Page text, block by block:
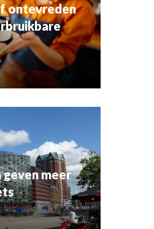
ontevreden
geven meer